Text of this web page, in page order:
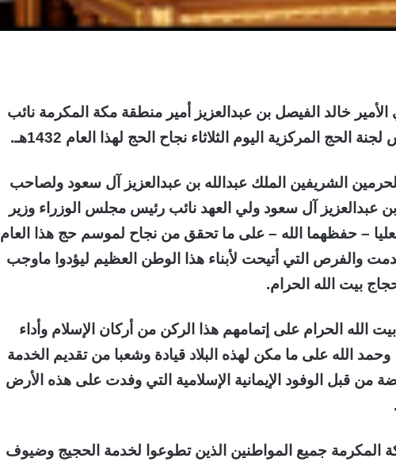
خالد الفيصل بن عبدالعزيز أمير منطقة مكة المكرمة نائب
الحج المركزية اليوم الثلاثاء نجاح الحج لهذا العام 1432هـ.
الشريفين الملك عبدالله بن عبدالعزيز آل سعود ولصاحب
بن عبدالعزيز آل سعود ولي العهد نائب رئيس مجلس الوزراء وزير
– حفظهما الله – على ما تحقق من نجاح لموسم حج هذا العام
والفرص التي أتيحت لأبناء هذا الوطن العظيم ليؤدوا ماوجب
بيت الله الحرام.
الله الحرام على إتمامهم هذا الركن من أركان الإسلام وأداء
الله على ما مكن لهذه البلاد قيادة وشعبا من تقديم الخدمة
من قبل الوفود الإيمانية الإسلامية التي وفدت على هذه الأرض
جميع المواطنين الذين تطوعوا لخدمة الحجيج وضيوف